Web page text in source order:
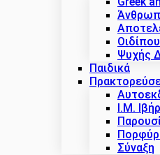
Ψυχής
Παιδικά
Ι.Μ.
Σύναξη